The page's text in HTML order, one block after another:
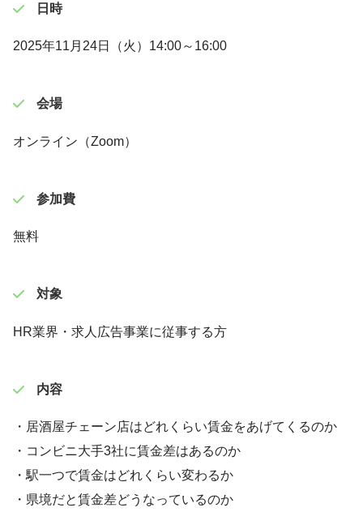
日時
2025年11月24日（火）14:00～16:00
会場
オンライン（Zoom）
参加費
無料
対象
HR業界・求人広告事業に従事する方
内容
・居酒屋チェーン店はどれくらい賃金をあげてくるのか
・コンビニ大手3社に賃金差はあるのか
・駅一つで賃金はどれくらい変わるか
・県境だと賃金差どうなっているのか